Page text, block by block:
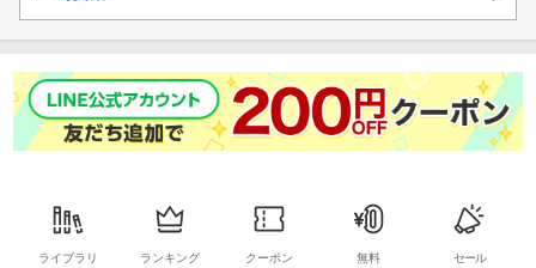
ライブラリ ランキング クーポン 無料 セール